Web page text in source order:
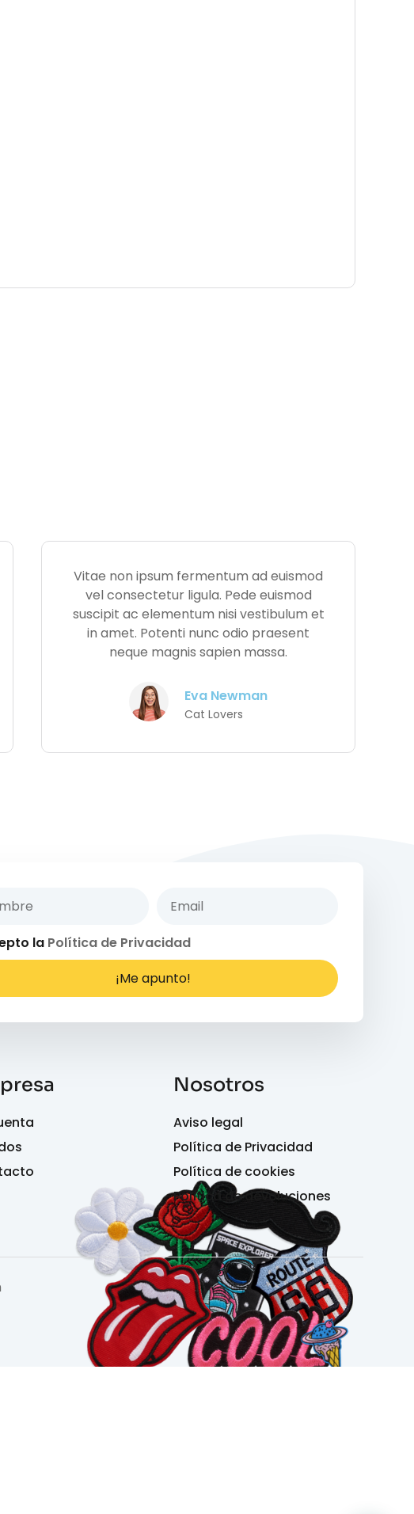
Vitae non ipsum fermentum ad euismod
vel consectetur ligula. Pede euismod
suscipit ac elementum nisi vestibulum et
in amet. Potenti nunc odio praesent
neque magnis sapien massa.
Eva Newman
Cat Lovers
la Política de Privacidad
¡Me apunto!
Nosotros
Aviso legal
Política de Privacidad
Política de cookies
Política de devoluciones